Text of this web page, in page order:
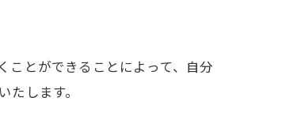
ことができることによって、自分
します。